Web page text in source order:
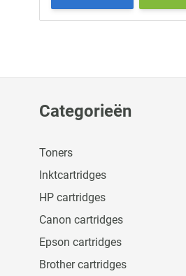
Categorieën
Toners
Inktcartridges
HP cartridges
Canon cartridges
Epson cartridges
Brother cartridges